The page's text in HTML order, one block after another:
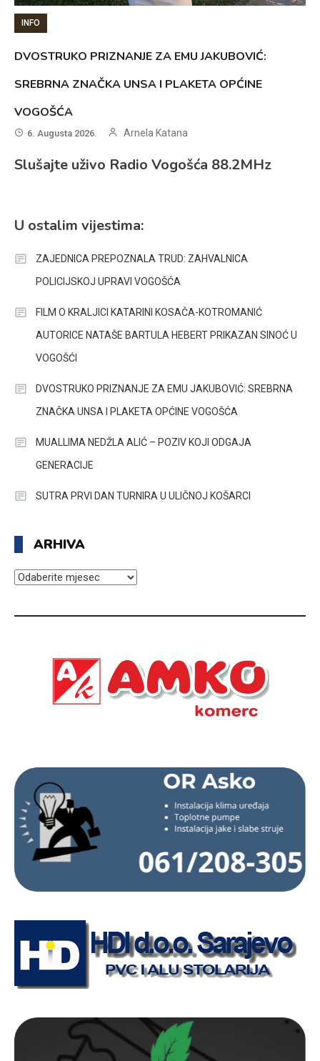
INFO
DVOSTRUKO PRIZNANJE ZA EMU JAKUBOVIĆ:
SREBRNA ZNAČKA UNSA I PLAKETA OPĆINE
VOGOŠĆA
6. Augusta 2026. Arnela Katana
Slušajte uživo Radio Vogošća 88.2MHz
U ostalim vijestima:
ZAJEDNICA PREPOZNALA TRUD: ZAHVALNICA
POLICIJSKOJ UPRAVI VOGOŠĆA
FILM O KRALJICI KATARINI KOSAČA-KOTROMANIĆ
AUTORICE NATAŠE BARTULA HEBERT PRIKAZAN SINOĆ U
VOGOŠĆI
DVOSTRUKO PRIZNANJE ZA EMU JAKUBOVIĆ: SREBRNA
ZNAČKA UNSA I PLAKETA OPĆINE VOGOŠĆA
MUALLIMA NEDŽLA ALIĆ – POZIV KOJI ODGAJA
GENERACIJE
SUTRA PRVI DAN TURNIRA U ULIČNOJ KOŠARCI
ARHIVA
ARHIVA